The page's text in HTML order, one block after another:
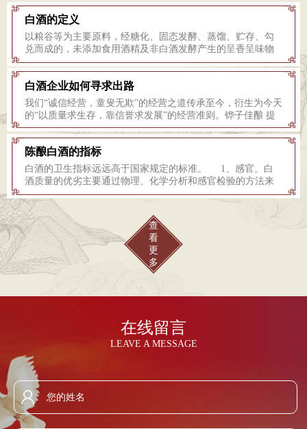
白酒的定义
以粮谷等为主要原料，经糖化、固态发酵、蒸馏、贮存、勾
兑而成的，未添加食用酒精及非白酒发酵产生的呈香呈味物
质，具有酱香型风格的白酒。纯粮酿造、不添加任何添加剂
和自己的工艺特色，赋予了铧子白酒度高不酽、度低不淡，
酒体醇厚，回味悠长，饮后不上头的特点，实现了白酒低醉
度化的质量要求。 由于酿酒原料多种多样，酿造方法也
各有特色，酒的香气特征各有千秋，故白酒分类方法有很
多。 按新的国家标准，将蒸馏酒分为白酒和其它蒸馏酒。
白酒的定义是：以曲类、酒母为糖化发酵剂，利用淀粉质
(糖质)原料，经蒸煮、糖化、发酵、蒸馏、陈酿和勾兑而酿制
而成的各类白酒。 其它蒸馏酒 其它蒸馏的定义是：以谷
物、薯类、葡萄及其它水果为原料，经发酵、蒸馏而酿制而
成的、高度（含酒精18~40%）酒.按所用的原料不同，又有白
兰地、威士忌、俄得克和其它蒸馏酒（如朗姆酒）。下面主
要介绍白酒种类。现代将白酒分为固态法白酒、固液结合法
白酒和液态法白酒三类。 国家标准规定浓、清、酱等国家
几大香型白酒，以粮谷等为主要原料，经糖化、固态发酵、
蒸馏、贮存、勾兑而成的，未添加食用酒精及非白酒发酵产
生的呈香呈味物质，具有其自身特点的白酒。这也就规定了
国家名酒是纯粮酿 造，并且不含食用酒精及非白酒发酵产生
的呈香呈味物质。这也就形成了各大名酒自己的香感、口
味、风格特征。这完全不同于市场上的一些兑制酒，这些兑
的己酸乙酯，就成了浓香型白酒，添加一定量的乙酸乙酯，
就成了清香型白酒。想调什么酒，就把相应的主体香成分加
里面。但酱香型白酒一直以来，是调不出来，因为酱香型酒
的呈香成分非常复杂，究竟它的主体香是什么，还没有探究
出来，所以现在市场上多数兑制酒都是浓香较多，闻起来，
喝起来都特别香。这种香飘于酒外，而纯粮酿造的酒香蕴含
于酒体之内。这种酒的香是慢慢咀嚼、回味、香感雅致而悠
长。
白酒企业如何寻求出路
我们“诚信经营，童叟无欺”的经营之道传承至今，衍生为今天
的“以质量求生存，靠信誉求发展”的经营准则。铧子佳酿 提
升白酒的品质价值，首先要坚持品质诚信，为消费者提供便
捷可靠的品质判断依据，使消费者对白酒品质可鉴、可感、
可查。我们须有决心、有勇气去打破行业的“潜规则”，将白酒
生产与质量的内涵真实呈现给消费者，自觉接受公众监督，
而不是出于利益目的而蒙蔽、误导消费者。 恪守品质，诚
心酿造，使白酒质量与风味不断适应消费者嗜好，为不同人
群奉献优美的饮酒体验，确保白酒品质价值的回归和延续。
品质价值是白酒的立足之本、发展之基，在任何时候，我们
都要坚守品质价值不放松，坚持品质诚实以及相关的传播引
导，争取更多公众对白酒品质的关注和信任，使白酒牢牢扎
根于消费者，质量安全步伐稳健。 白酒品质创新是一个系统
性的工程，我们应该积极保护和营造良好的生态环境，加强
对原料品质的监督管理，将传统工艺不断与现代科技相结
合；我们要更加贴近市场，以消费者的体验和需求为导向，
优化白酒口感、创新白酒的风味及饮用方式；我们还应该共
品鉴白酒。 我们要认真传承白酒酿造工艺，精心维护建设白
酒的历史文物，同时以历史价值表现白酒的内涵与品位，不
断迎合社会主流价值取向，满足现代消费者的心理需求，内
塑企业性格，外求市场认同，真正将白酒的历史价值转化为
行业发展动力。 讲求文化诚信、践行文化使命，积极推动白
酒文化的繁荣与进步；与时俱进，勇于创新，倡导和谐、健
康的新型酒文化，着力表现积极向上的人文风采与时代风
貌，不断为人们创造具有文化价值的精神财富。 白酒的灵魂
在于文化，有了文化内核，白酒才具备了物质和精神的双重
陈酿白酒的指标
白酒的卫生指标远远高于国家规定的标准。 1、感官。白
酒质量的优劣主要通过物理、化学分析和感官检验的方法来
判定，正确的反映出酒的色、香、味的内容，须依靠人的感
官鉴定。白酒的感官质量包括色、香、味、格四个部分。要
通过眼、鼻、舌三方面的形象来判断酒体。 具体指标：色
泽：无色或微黄，清亮透明，无明显悬浮物，无沉淀。 香
气：酱香香气，幽雅细腻，余香绵长。 口味：酱香口味，
醇厚绵甜，爽净，香味协调，余味悠长。 风格：具有本品
的典型风格特色。 2、酒精度。在20℃时，100mL酒样中
0.6g/L（折成酒度为100%vol计，下同），以薯干及代用品为
原料的白酒中甲醇含量不得超过2.0g/L。 5、铅。国标规
定，60%vol蒸馏酒的铅含量不得超过0.5mg/L（以Pb计）。铅
超标会引起中毒。 6、氰化物，国标规定，低于
8.0mg/L(以HCN计)，而自己的标准低于7.0 mg/L. 铧子陈酿
高标准，严要求自己的产品，卫生指标普遍远远低于国家标
准。赋予了铧子陈酿清亮透明、酱香兼有陈香、幽雅舒适、
绵柔醇厚、回味悠长的风格特色。
查
看
更
多
在线留言
LEAVE A MESSAGE